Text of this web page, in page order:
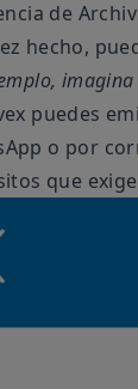
de
hecho,
puedes
o por
que